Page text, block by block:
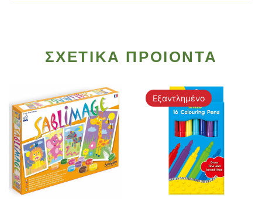
ΣΧΕΤΙΚΑ ΠΡΟΙΟΝΤΑ
Εξαντλημένο